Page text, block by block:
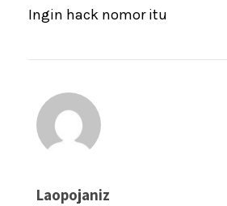
Ingin hack nomor itu
Laopojaniz